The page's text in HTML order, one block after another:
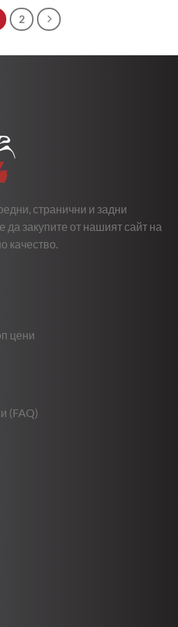
2
странични и задни
да закупите от нашият сайт на
качество.
цени
(FAQ)